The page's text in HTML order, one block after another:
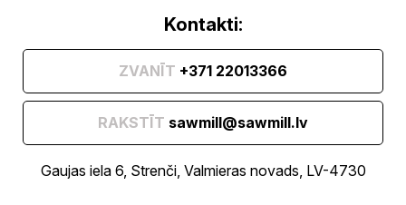
Kontakti:
ZVANĪT +371 22013366
RAKSTĪT sawmill@sawmill.lv
Gaujas iela 6, Strenči, Valmieras novads, LV-4730